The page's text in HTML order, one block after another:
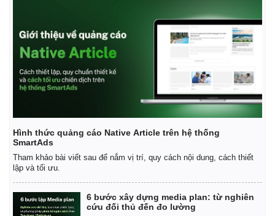
Kinh tế
Giá vàng
Tiêu dùng
Tỷ giá
Chứng khoán
Giá cà phê
Hình thức quảng cáo Native Article trên hệ thống
SmartAds
Tham khảo bài viết sau để nắm vị trí, quy cách nội dung, cách thiết
lập và tối ưu.
6 bước xây dựng media plan: từ nghiên
cứu đối thủ đến đo lường